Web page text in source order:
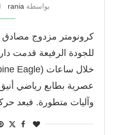
بواسطة rania
كرونومتر مزدوج مصادق
للجودة الرفيعة قدمت
عصرية بطابع رياضي
وآليات متطورة. فبعد